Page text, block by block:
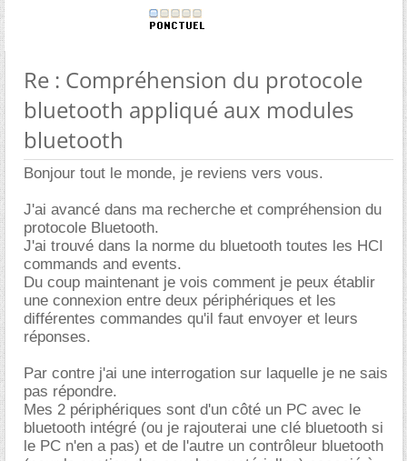
Re : Compréhension du protocole
bluetooth appliqué aux modules
bluetooth
Bonjour tout le monde, je reviens vers vous.
J'ai avancé dans ma recherche et compréhension du
protocole Bluetooth.
J'ai trouvé dans la norme du bluetooth toutes les HCI
commands and events.
Du coup maintenant je vois comment je peux établir
une connexion entre deux périphériques et les
différentes commandes qu'il faut envoyer et leurs
réponses.
Par contre j'ai une interrogation sur laquelle je ne sais
pas répondre.
Mes 2 périphériques sont d'un côté un PC avec le
bluetooth intégré (ou je rajouterai une clé bluetooth si
le PC n'en a pas) et de l'autre un contrôleur bluetooth